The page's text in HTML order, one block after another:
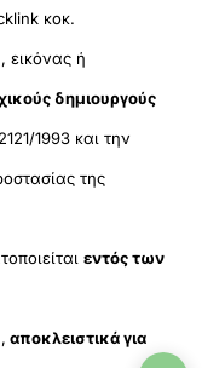
κοκ.
εικόνας ή
δημιουργούς
1993 και την
της
εντός των
αποκλειστικά για